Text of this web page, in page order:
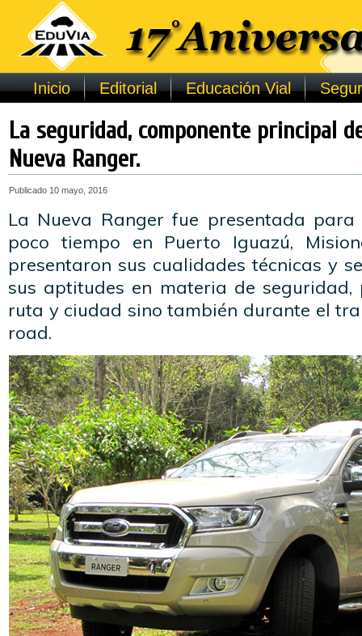
Inicio Editorial Educación Vial
La seguridad, componente principal
Nueva Ranger.
Publicado 10 mayo, 2016
La Nueva Ranger fue presentada
poco tiempo en Puerto Iguazú,
presentaron sus cualidades técnicas y
sus aptitudes en materia de seguridad,
ruta y ciudad sino también durante el
road.